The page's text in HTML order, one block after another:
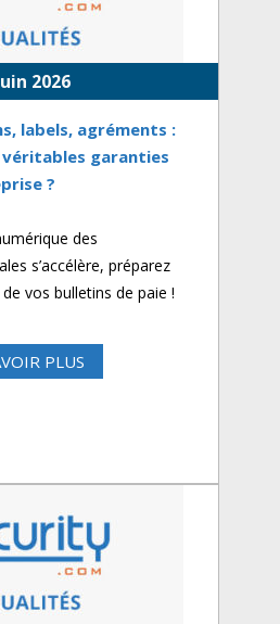
2026
labels, agréments :
garanties
?
des
s’accélère, préparez
vos bulletins de paie !
PLUS